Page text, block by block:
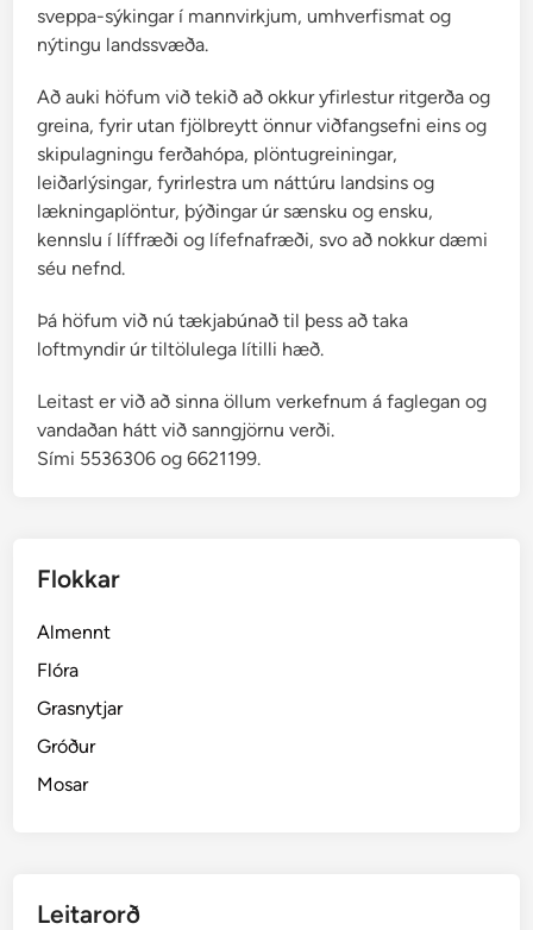
sveppa-sýkingar í mannvirkjum, umhverfismat og
nýtingu landssvæða.
Að auki höfum við tekið að okkur yfirlestur ritgerða og
greina, fyrir utan fjölbreytt önnur viðfangsefni eins og
skipulagningu ferðahópa, plöntugreiningar,
leiðarlýsingar, fyrirlestra um náttúru landsins og
lækningaplöntur, þýðingar úr sænsku og ensku,
kennslu í líffræði og lífefnafræði, svo að nokkur dæmi
séu nefnd.
Þá höfum við nú tækjabúnað til þess að taka
loftmyndir úr tiltölulega lítilli hæð.
Leitast er við að sinna öllum verkefnum á faglegan og
vandaðan hátt við sanngjörnu verði.
Sími 5536306 og 6621199.
Flokkar
Almennt
Flóra
Grasnytjar
Gróður
Mosar
Leitarorð